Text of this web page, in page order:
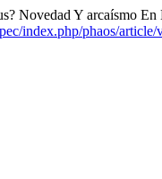
Novedad Y arcaísmo
index.php/phaos/